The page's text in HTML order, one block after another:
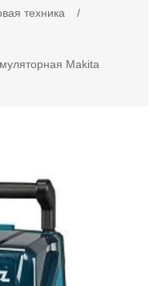
техника
/
Makita